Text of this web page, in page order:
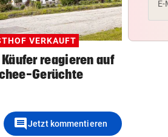
VERKAUFT
reagieren auf
Gerüchte
commentJetzt kommentieren
E-